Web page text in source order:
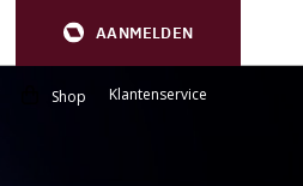
AANMELDEN
Shop Klantenservice